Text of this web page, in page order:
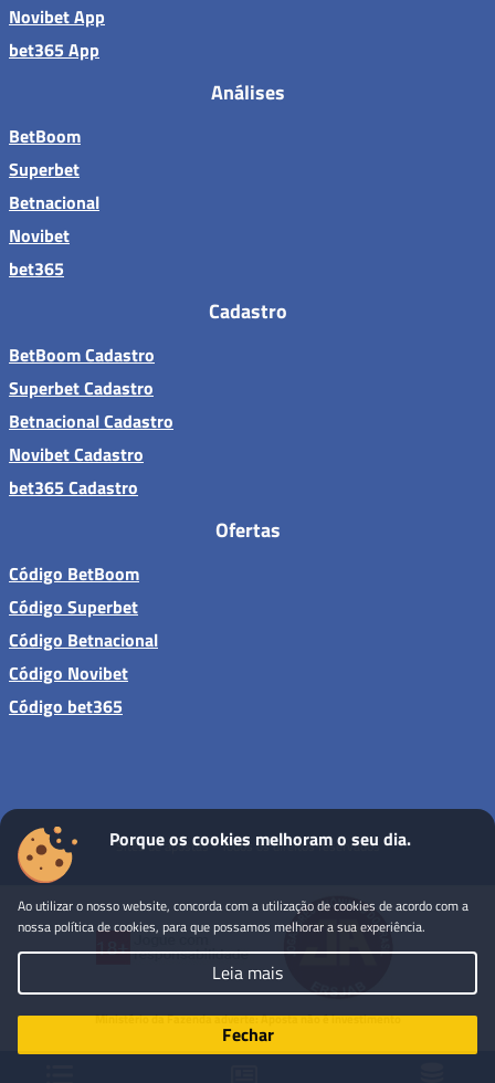
Novibet App
bet365 App
Análises
BetBoom
Superbet
Betnacional
Novibet
bet365
Cadastro
BetBoom Cadastro
Superbet Cadastro
Betnacional Cadastro
Novibet Cadastro
bet365 Cadastro
Ofertas
Código BetBoom
Código Superbet
Código Betnacional
Código Novibet
Código bet365
Sites de apostas - Todos os direitos reservados
Porque os cookies melhoram o seu dia.
Ao utilizar o nosso website, concorda com a utilização de cookies de acordo com a
nossa política de cookies, para que possamos melhorar a sua experiência.
Leia mais
Fechar
Ministério da Fazenda adverte: Aposta não é investimento